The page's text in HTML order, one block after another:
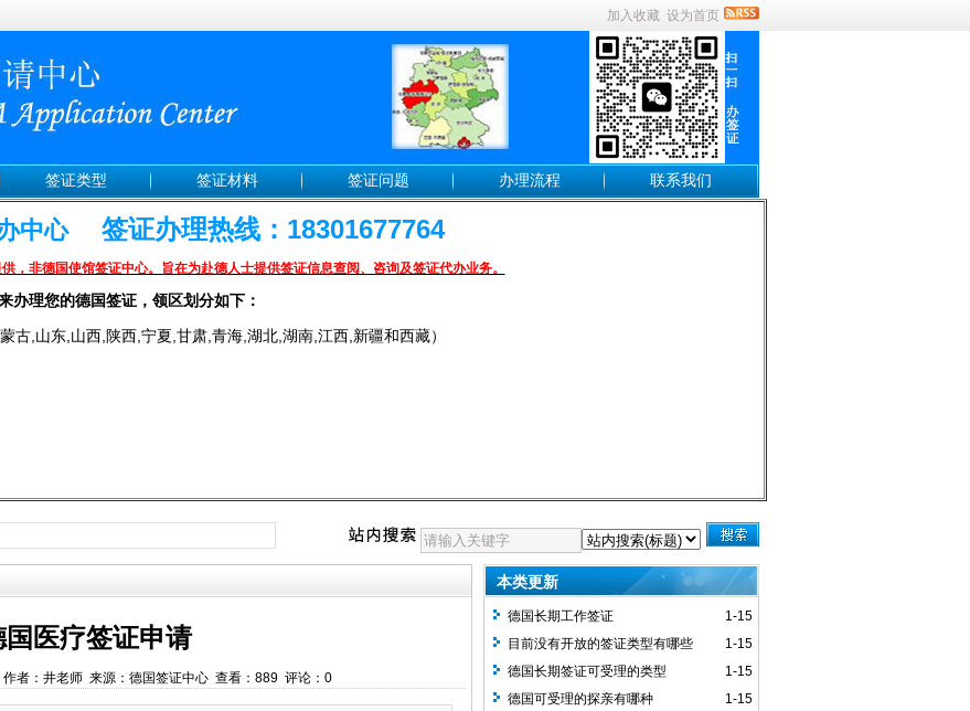
加入收藏 设为首页
签证类型 签证材料 签证问题 办理流程 联系我们
办中心 签证办理热线：18301677764
，非德国使馆签证中心。旨在为赴德人士提供签证信息查阅、咨询及签证代办业务。
办理您的德国签证，领区划分如下：
古,山东,山西,陕西,宁夏,甘肃,青海,湖北,湖南,江西,新疆和西藏）
国医疗签证申请
者：井老师 来源：德国签证中心 查看：889 评论：0
本类更新
1-15
德国长期工作签证
1-15
目前没有开放的签证类型有哪些
1-15
德国长期签证可受理的类型
1-15
德国可受理的探亲有哪种